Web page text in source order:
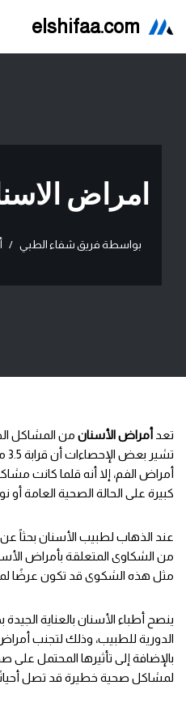
elshifaa.com
امراض
بواسطة فريق شفاء الطبي
تعد أمراض الأسنان من المشاكل
أمراض الفم، إلا أنه قلما كانت
كبيرة على الحالة الصحية العامة أو
عند الذهاب لطبيب الأسنان بحثاً عن
من الشكاوى المتعلقة بأمراض
مثل هذه الشكوى قد تكون عرضًا
ينصح أطباء الأسنان بالعناية الجيدة
الدورية للطبيب، وذلك لتجنب
بالإضافة إلى تأثيرها المحتمل
لمشاكل صحية خطيرة قد تصل أحيانًا